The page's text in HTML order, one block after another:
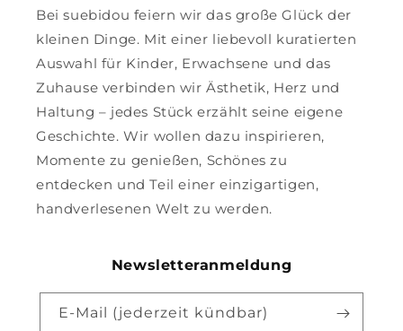
Bei suebidou feiern wir das große Glück der
kleinen Dinge. Mit einer liebevoll kuratierten
Auswahl für Kinder, Erwachsene und das
Zuhause verbinden wir Ästhetik, Herz und
Haltung – jedes Stück erzählt seine eigene
Geschichte. Wir wollen dazu inspirieren,
Momente zu genießen, Schönes zu
entdecken und Teil einer einzigartigen,
handverlesenen Welt zu werden.
Newsletteranmeldung
E-Mail (jederzeit kündbar)